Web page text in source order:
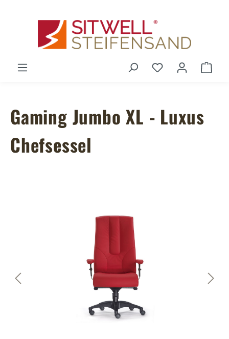
Du hast 0
Gaming Jumbo XL - Luxus
Chefsessel
Bildergalerie überspringen